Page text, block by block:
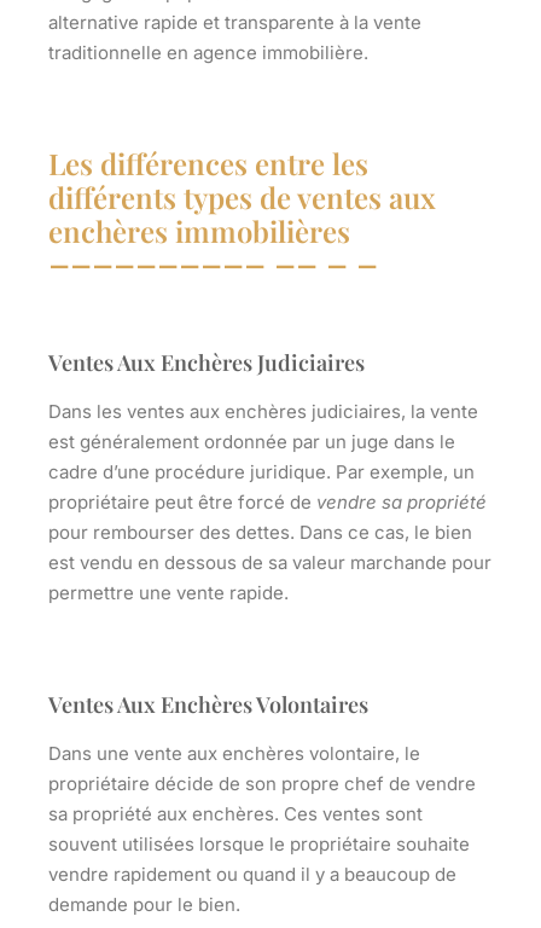
alternative rapide et transparente à la vente
traditionnelle en agence immobilière.
Les différences entre les
différents types de ventes aux
enchères immobilières
Ventes Aux Enchères Judiciaires
Dans les ventes aux enchères judiciaires, la vente
est généralement ordonnée par un juge dans le
cadre d’une procédure juridique. Par exemple, un
propriétaire peut être forcé de vendre sa propriété
pour rembourser des dettes. Dans ce cas, le bien
est vendu en dessous de sa valeur marchande pour
permettre une vente rapide.
Ventes Aux Enchères Volontaires
Dans une vente aux enchères volontaire, le
propriétaire décide de son propre chef de vendre
sa propriété aux enchères. Ces ventes sont
souvent utilisées lorsque le propriétaire souhaite
vendre rapidement ou quand il y a beaucoup de
demande pour le bien.